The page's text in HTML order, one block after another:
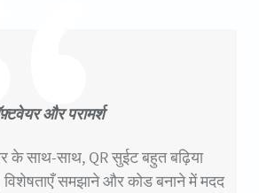
और परामर्श
के साथ-साथ, QR सुईट बहुत बढ़िया
विशेषताएँ समझाने और कोड बनाने में मदद